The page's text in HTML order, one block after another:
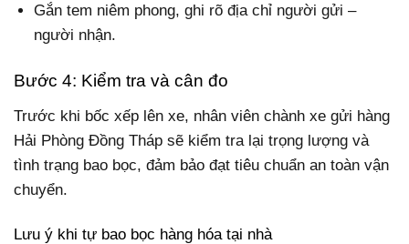
Gắn tem niêm phong, ghi rõ địa chỉ người gửi –
người nhận.
Bước 4: Kiểm tra và cân đo
Trước khi bốc xếp lên xe, nhân viên chành xe gửi hàng
Hải Phòng Đồng Tháp sẽ kiểm tra lại trọng lượng và
tình trạng bao bọc, đảm bảo đạt tiêu chuẩn an toàn vận
chuyển.
Lưu ý khi tự bao bọc hàng hóa tại nhà